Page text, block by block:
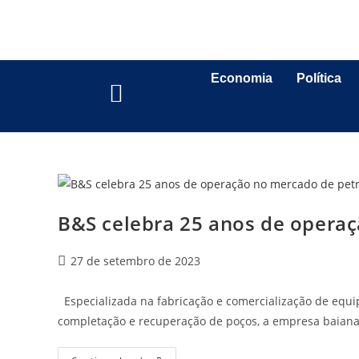
Economia Política
B&S celebra 25 anos de
27 de setembro de 2023
Especializada na fabricação e comercialização de
completação e recuperação de poços, a empresa